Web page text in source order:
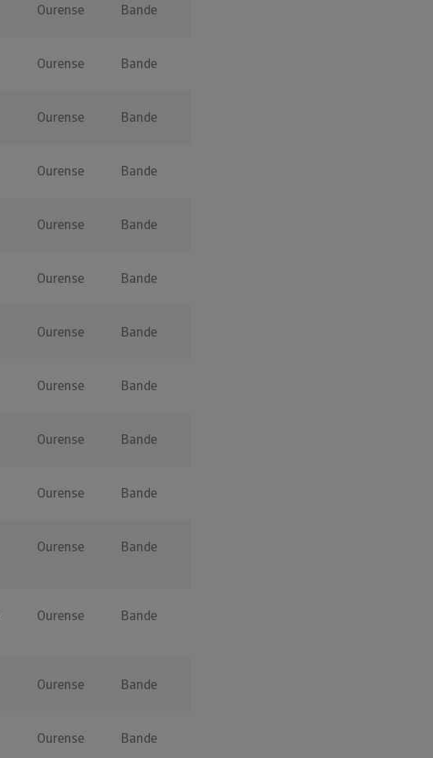
Ourense Bande
Ourense Bande
Ourense Bande
Ourense Bande
Ourense Bande
Ourense Bande
Ourense Bande
Ourense Bande
Ourense Bande
Ourense Bande
Ourense Bande
Ourense Bande
Ourense Bande
Ourense Bande